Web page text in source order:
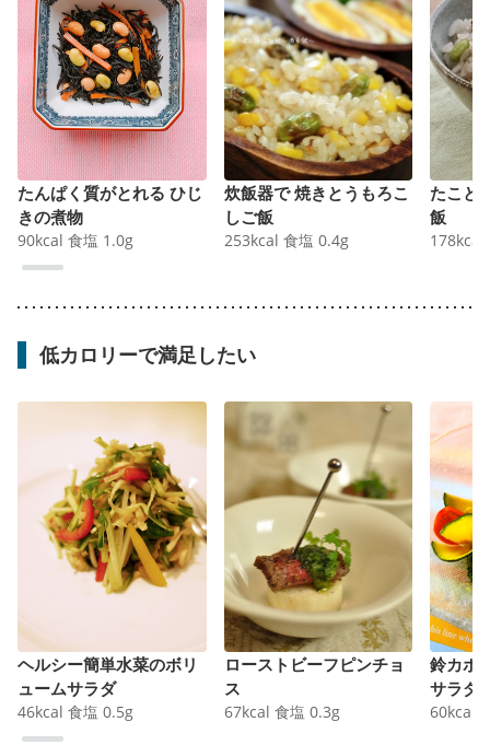
たんぱく質がとれる ひじ
きの煮物
90kcal 食塩 1.0g
炊飯器で 焼きとうもろこ
しご飯
253kcal 食塩 0.4g
たこと
飯
178kcal
低カロリーで満足したい
ヘルシー簡単水菜のボリ
ュームサラダ
46kcal 食塩 0.5g
ローストビーフピンチョ
ス
67kcal 食塩 0.3g
鈴カボ
サラダ
60kcal